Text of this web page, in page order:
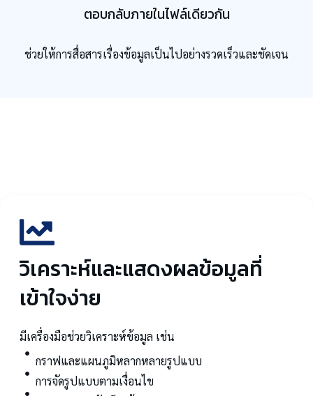
ตอบกลับภายในไฟล์เดียวกัน
ช่วยให้การสื่อสารเรื่องข้อมูลเป็นไปอย่างรวดเร็วและชัดเจน
วิเคราะห์และแสดงผลข้อมูลที่
เข้าใจง่าย
มีเครื่องมือช่วยวิเคราะห์ข้อมูล เช่น
กราฟและแผนภูมิหลากหลายรูปแบบ
การจัดรูปแบบตามเงื่อนไข